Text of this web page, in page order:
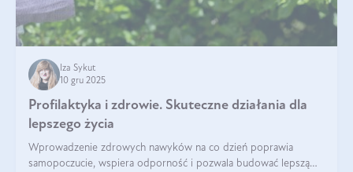
Iza Sykut
10 gru 2025
Profilaktyka i zdrowie. Skuteczne działania dla
lepszego życia
Wprowadzenie zdrowych nawyków na co dzień poprawia
samopoczucie, wspiera odporność i pozwala budować lepszą